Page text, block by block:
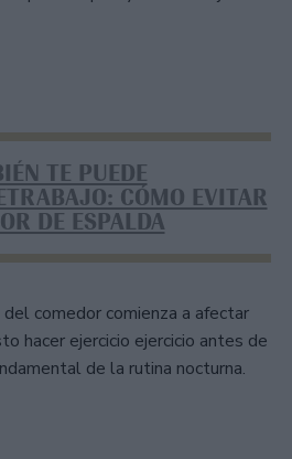
TE PUEDE
CÓMO EVITAR
DE ESPALDA
comedor comienza a afectar
hacer ejercicio ejercicio antes de
de la rutina nocturna.